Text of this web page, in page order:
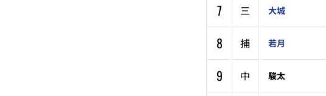
7
三 大城
8
捕 若月
9
中 駿太